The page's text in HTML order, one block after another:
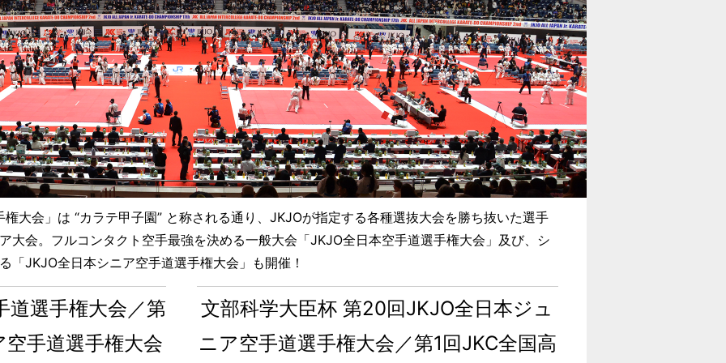
大会」は “カラテ甲子園” と称される通り、JKJOが指定する各種選抜大会を勝ち抜いた選手
大会。フルコンタクト空手最強を決める一般大会「JKJO全日本空手道選手権大会」及び、シ
「JKJO全日本シニア空手道選手権大会」も開催！
道選手権大会／第
手道選手権大会
文部科学大臣杯 第20回JKJO全日本ジュ
ニア空手道選手権大会／第1回JKC全国高